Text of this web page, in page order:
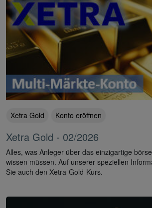
Xetra Gold Konto eröffnen
Xetra Gold - 02/2026
Alles, was Anleger über das einzigartige
wissen müssen. Auf unserer speziellen
Sie auch den Xetra-Gold-Kurs.